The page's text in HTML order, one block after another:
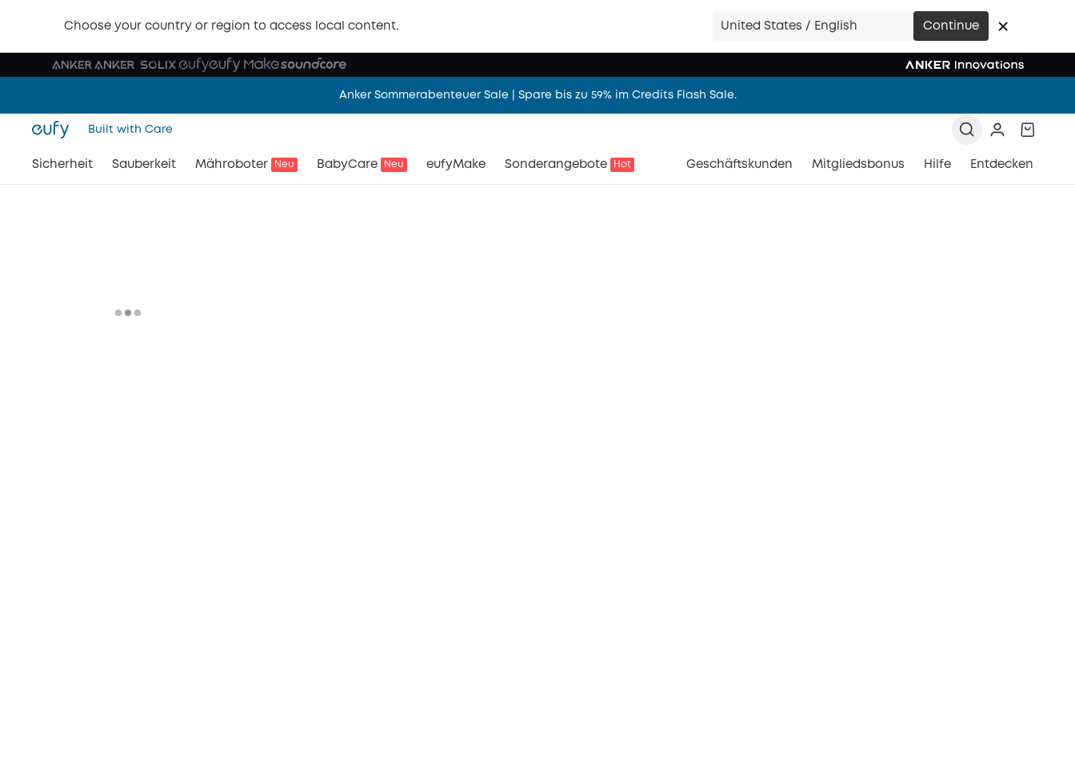
Choose your country or region to access local content. United States / English Continue
🩷 NEU: eufy Milchpumpe S2 Pro – Abpumpen mit Wärmemassage – freihändig und überall
Anker Sommerabenteuer Sale | Spare bis zu 59% im Credits Flash Sale.
🎉 NEU: eufyCam S4 – Mehr sehen. Smarter verfolgen. Drei Linsen und 360° Multi-Kamera-Tracking.
Built with Care
Sicherheit Sauberkeit Mähroboter Neu BabyCare Neu eufyMake Sonderangebote Hot Geschäftskunden Mitgliedsbonus Hilfe Entdecken